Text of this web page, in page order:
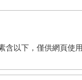
以下，僅供網頁使用